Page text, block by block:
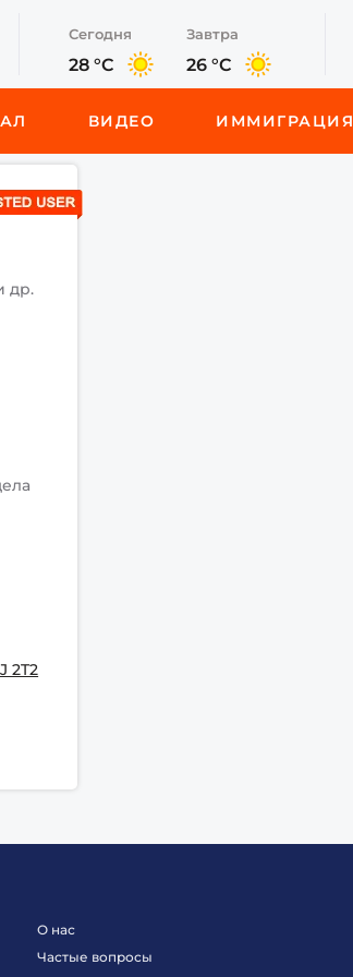
Сегодня
28 °C
Завтра
26 °C
ВИДЕО ИММИГРАЦИЯ
др.
2T2
О нас
Частые вопросы